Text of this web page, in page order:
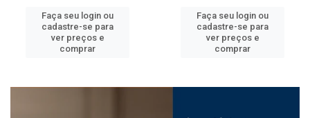
Faça seu login ou
cadastre-se para
ver preços e
comprar
Faça seu login ou
cadastre-se para
ver preços e
comprar